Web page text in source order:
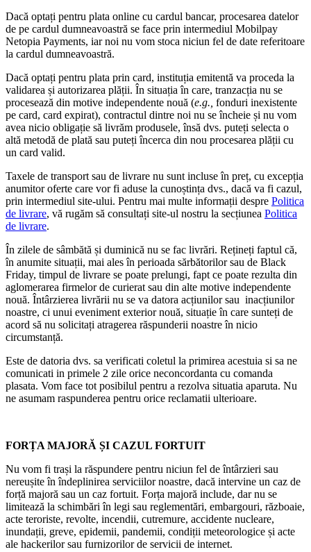
Dacă optați pentru plata online cu cardul bancar, procesarea datelor
de pe cardul dumneavoastră se face prin intermediul Mobilpay
Netopia Payments, iar noi nu vom stoca niciun fel de date referitoare
la cardul dumneavoastră.
Dacă optați pentru plata prin card, instituția emitentă va proceda la
validarea și autorizarea plății. În situația în care, tranzacția nu se
procesează din motive independente nouă (e.g., fonduri inexistente
pe card, card expirat), contractul dintre noi nu se încheie și nu vom
avea nicio obligație să livrăm produsele, însă dvs. puteți selecta o
altă metodă de plată sau puteți încerca din nou procesarea plății cu
un card valid.
Taxele de transport sau de livrare nu sunt incluse în preț, cu excepția
anumitor oferte care vor fi aduse la cunoștința dvs., dacă va fi cazul,
prin intermediul site-ului. Pentru mai multe informații despre Politica
de livrare, vă rugăm să consultați site-ul nostru la secțiunea Politica
de livrare.
În zilele de sâmbătă și duminică nu se fac livrări. Rețineți faptul că,
în anumite situații, mai ales în perioada sărbătorilor sau de Black
Friday, timpul de livrare se poate prelungi, fapt ce poate rezulta din
aglomerarea firmelor de curierat sau din alte motive independente
nouă. Întârzierea livrării nu se va datora acțiunilor sau inacțiunilor
noastre, ci unui eveniment exterior nouă, situație în care sunteți de
acord să nu solicitați atragerea răspunderii noastre în nicio
circumstanță.
Este de datoria dvs. sa verificati coletul la primirea acestuia si sa ne
comunicati in primele 2 zile orice neconcordanta cu comanda
plasata. Vom face tot posibilul pentru a rezolva situatia aparuta. Nu
ne asumam raspunderea pentru orice reclamatii ulterioare.
FORȚA MAJORĂ ȘI CAZUL FORTUIT
Nu vom fi trași la răspundere pentru niciun fel de întârzieri sau
nereușite în îndeplinirea serviciilor noastre, dacă intervine un caz de
forță majoră sau un caz fortuit. Forța majoră include, dar nu se
limitează la schimbări în legi sau reglementări, embargouri, războaie,
acte teroriste, revolte, incendii, cutremure, accidente nucleare,
inundații, greve, epidemii, pandemii, condiții meteorologice și acte
ale hackerilor sau furnizorilor de servicii de internet.